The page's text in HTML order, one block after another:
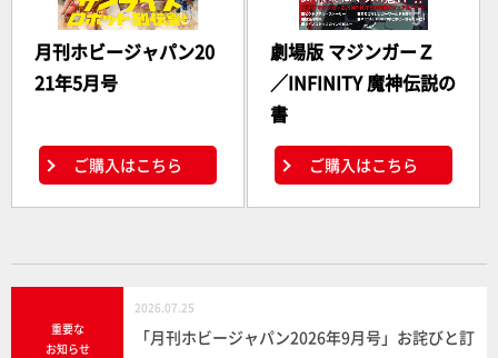
月刊ホビージャパン20
21年5月号
ご購入はこちら
劇場版 マジンガーＺ
／INFINITY 魔神伝説の
書
ご購入はこちら
重要な
お知らせ
2026.07.25
「月刊ホビージャパン2026年9月号」お詫びと訂